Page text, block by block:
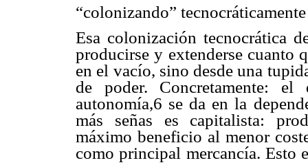
“colonizando”
Esa colonización tecnocrática
producirse y extenderse cuanto
en el vacío, sino desde una
de poder. Concretamente:
autonomía,6 se da en la
más señas es capitalista:
máximo beneficio al menor
como principal mercancía. Esto